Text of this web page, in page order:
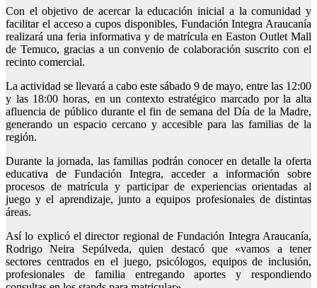
Con el objetivo de acercar la educación inicial a la comunidad y
facilitar el acceso a cupos disponibles, Fundación Integra Araucanía
realizará una feria informativa y de matrícula en Easton Outlet Mall
de Temuco, gracias a un convenio de colaboración suscrito con el
recinto comercial.
La actividad se llevará a cabo este sábado 9 de mayo, entre las 12:00
y las 18:00 horas, en un contexto estratégico marcado por la alta
afluencia de público durante el fin de semana del Día de la Madre,
generando un espacio cercano y accesible para las familias de la
región.
Durante la jornada, las familias podrán conocer en detalle la oferta
educativa de Fundación Integra, acceder a información sobre
procesos de matrícula y participar de experiencias orientadas al
juego y el aprendizaje, junto a equipos profesionales de distintas
áreas.
Así lo explicó el director regional de Fundación Integra Araucanía,
Rodrigo Neira Sepúlveda, quien destacó que «vamos a tener
sectores centrados en el juego, psicólogos, equipos de inclusión,
profesionales de familia entregando aportes y respondiendo